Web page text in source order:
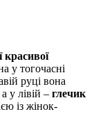
красивої
у тогочасні
руці вона
у лівій – глечик
із жінок-